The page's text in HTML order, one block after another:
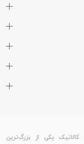
کالاتیک یکی از بزرگ‌ترین